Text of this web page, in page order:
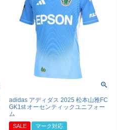
adidas アディダス 2025 松本山雅FC
GK1st オーセンティックユニフォー
ム
SALE マーク対応